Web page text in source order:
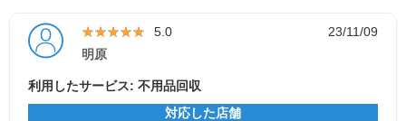
★★★★★
★★★★★ 5.0
23/11/09
明原
利用したサービス: 不用品回収
対応した店舗